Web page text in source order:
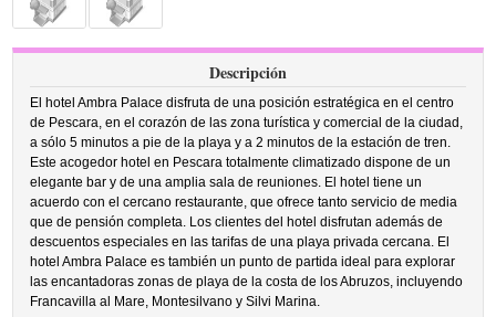
Descripción
El hotel Ambra Palace disfruta de una posición estratégica en el centro
de Pescara, en el corazón de las zona turística y comercial de la ciudad,
a sólo 5 minutos a pie de la playa y a 2 minutos de la estación de tren.
Este acogedor hotel en Pescara totalmente climatizado dispone de un
elegante bar y de una amplia sala de reuniones. El hotel tiene un
acuerdo con el cercano restaurante, que ofrece tanto servicio de media
que de pensión completa. Los clientes del hotel disfrutan además de
descuentos especiales en las tarifas de una playa privada cercana. El
hotel Ambra Palace es también un punto de partida ideal para explorar
las encantadoras zonas de playa de la costa de los Abruzos, incluyendo
Francavilla al Mare, Montesilvano y Silvi Marina.